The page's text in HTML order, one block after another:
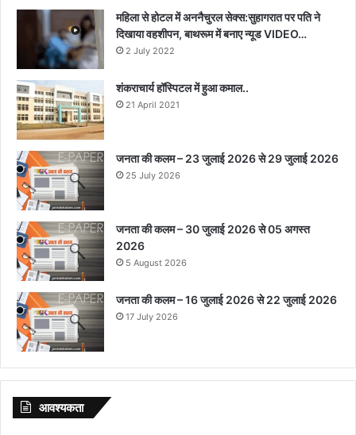
महिला से होटल में अननैचुरल सेक्स:सुहागरात पर पति ने
दिखाया वहशीपन, बाथरूम में बनाए न्यूड VIDEO…
2 July 2022
शंकराचार्य हॉस्पिटल में हुआ कमाल..
21 April 2021
जनता की कलम – 23 जुलाई 2026 से 29 जुलाई 2026
25 July 2026
जनता की कलम – 30 जुलाई 2026 से 05 अगस्त
2026
5 August 2026
जनता की कलम – 16 जुलाई 2026 से 22 जुलाई 2026
17 July 2026
आवश्‍यकता